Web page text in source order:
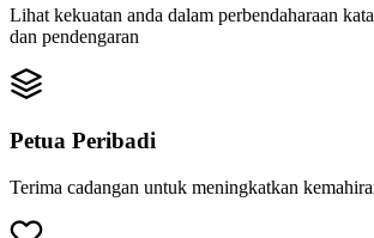
Lihat kekuatan anda dalam perbendaharaan
dan pendengaran
Petua Peribadi
Terima cadangan untuk meningkatkan